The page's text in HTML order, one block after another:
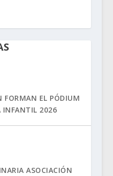
FORMAN EL PÓDIUM
INFANTIL 2026
ASOCIACIÓN